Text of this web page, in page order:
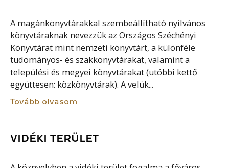
A magánkönyvtárakkal szembeállítható nyilvános
könyvtáraknak nevezzük az Országos Széchényi
Könyvtárat mint nemzeti könyvtárt, a különféle
tudományos- és szakkönyvtárakat, valamint a
települési és megyei könyvtárakat (utóbbi kettő
együttesen: közkönyvtárak). A velük...
Tovább olvasom
VIDÉKI TERÜLET